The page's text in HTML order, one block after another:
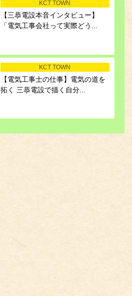
KCT TOWN
【三恭電設本音インタビュー】
「電気工事会社って実際どう...
KCT TOWN
【電気工事士の仕事】電気の道を
拓く 三恭電設で描く自分...